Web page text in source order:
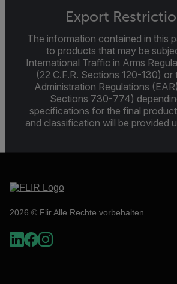
Export
The information contained in this
to products that may be
International Traffic in Arms
(22 C.F.R. Sections 120-130) or
Administration Regulations
Sections 730-774)
specifications for the final
and classification will be provided
2026 © Flir Alle Rechte vorbehalten.